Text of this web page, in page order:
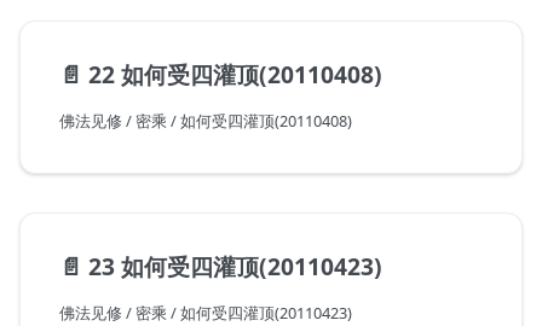
📄️ 22 如何受四灌顶(20110408)
佛法见修 / 密乘 / 如何受四灌顶(20110408)
📄️ 23 如何受四灌顶(20110423)
佛法见修 / 密乘 / 如何受四灌顶(20110423)